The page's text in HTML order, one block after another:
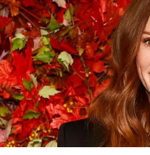
VIDEO
TV
PRINCIPATO
DI
MONACO